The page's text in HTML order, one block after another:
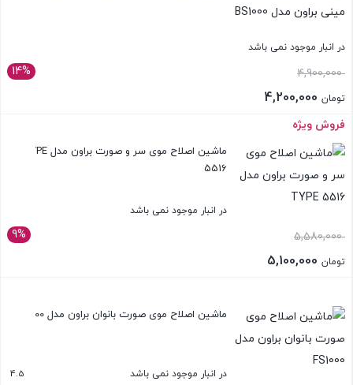
در انبار موجود نمی باشد
14% 4,900,000
قیمت
اصلی:
تومان
قیمت
فعلی:
بستن
فروش ویژه
ماشین اصلاح موی سر و صورت براون مدل TYPE
5516
در انبار موجود نمی باشد
9% 5,580,000
قیمت
اصلی:
تومان
فعلی:
ماشین اصلاح موی صورت بانوان براون مدل FS1000
در انبار موجود نمی باشد 4.5